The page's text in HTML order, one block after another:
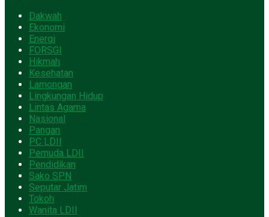
Dakwah
Ekonomi
Energi
FORSGI
Hikmah
Kesehatan
Lamongan
Lingkungan Hidup
Lintas Agama
Nasional
Pangan
PC LDII
Pemuda LDII
Pendidikan
Sako SPN
Seputar Jatim
Tokoh
Wanita LDII